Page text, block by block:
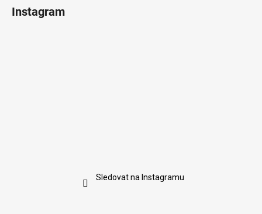
Instagram
Sledovat na Instagramu